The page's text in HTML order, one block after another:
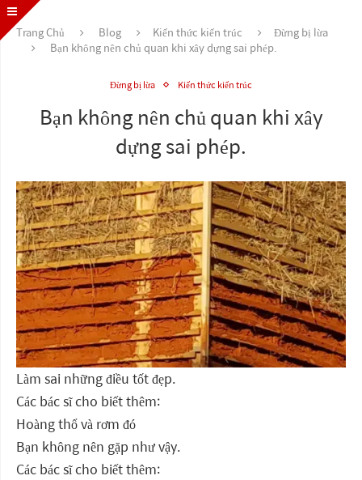
Trang Chủ Blog Kiến thức kiến trúc
Đừng bị lừa
Bạn không nên chủ quan khi xây dựng sai phép.
Đừng bị lừa Kiến thức kiến trúc
Bạn không nên chủ quan khi xây
dựng sai phép.
Làm sai những điều tốt đẹp.
Các bác sĩ cho biết thêm:
Hoàng thổ và rơm đó
Bạn không nên gặp như vậy.
Các bác sĩ cho biết thêm: